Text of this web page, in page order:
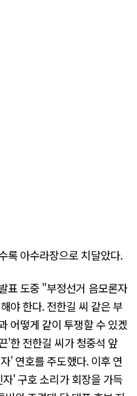
록 아수라장으로 치달았다.
표 도중 "부정선거 음모론자
야 한다. 전한길 씨 같은 부
어떻게 같이 투쟁할 수 있겠
'한 전한길 씨가 청중석 앞
' 연호를 주도했다. 이후 연
' 구호 소리가 회장을 가득